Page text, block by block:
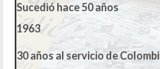
Sucedió hace 50 años
1963
30 años al servicio de